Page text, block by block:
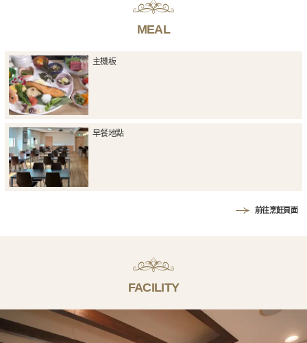
MEAL
主機板
早餐地點
前往烹飪頁面
FACILITY